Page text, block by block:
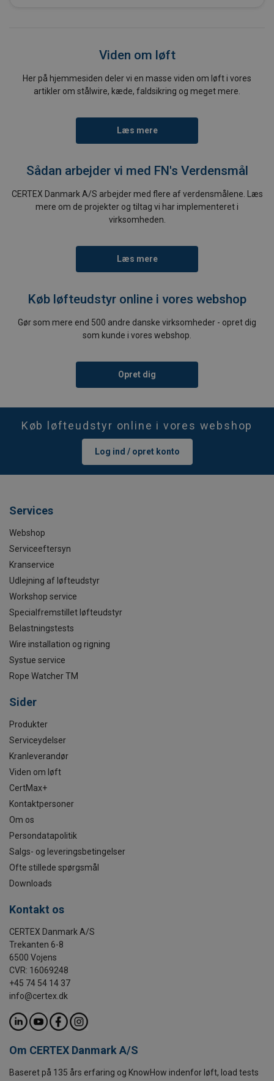
Viden om løft
Her på hjemmesiden deler vi en masse viden om løft i vores
artikler om stålwire, kæde, faldsikring og meget mere.
Læs mere
Sådan arbejder vi med FN's Verdensmål
CERTEX Danmark A/S arbejder med flere af verdensmålene. Læs
mere om de projekter og tiltag vi har implementeret i
virksomheden.
Læs mere
Køb løfteudstyr online i vores webshop
Gør som mere end 500 andre danske virksomheder - opret dig
som kunde i vores webshop.
Opret dig
Køb løfteudstyr online i vores webshop
Log ind / opret konto
Services
Webshop
Serviceeftersyn
Kranservice
Udlejning af løfteudstyr
Workshop service
Specialfremstillet løfteudstyr
Belastningstests
Wire installation og rigning
Systue service
Rope Watcher TM
Sider
Produkter
Serviceydelser
Kranleverandør
Viden om løft
CertMax+
Kontaktpersoner
Om os
Persondatapolitik
Salgs- og leveringsbetingelser
Ofte stillede spørgsmål
Downloads
Kontakt os
CERTEX Danmark A/S
Trekanten 6-8
6500 Vojens
CVR: 16069248
+45 74 54 14 37
info@certex.dk
Om CERTEX Danmark A/S
Baseret på 135 års erfaring og KnowHow indenfor løft, load tests